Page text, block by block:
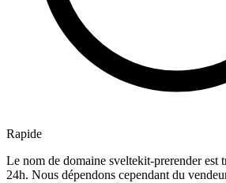
Rapide
Le nom de domaine sveltekit-prerender est
24h. Nous dépendons cependant du